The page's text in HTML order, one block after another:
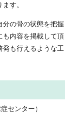
す。
分の骨の状態を把握
も内容を掲載して頂
発も行えるような工
センター）